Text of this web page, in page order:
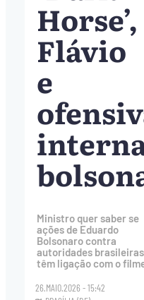
Horse’,
Flávio
e
Ministro quer saber se
ações de Eduardo
Bolsonaro contra
autoridades brasileiras
têm ligação com o
26.MAIO.2026 - 15:42